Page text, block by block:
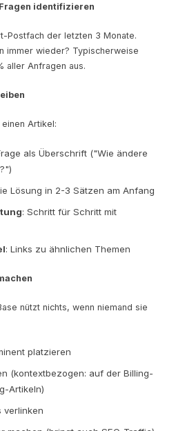
identifizieren
Postfach der letzten 3 Monate.
immer wieder? Typischerweise
aller Anfragen aus.
Artikel:
als Überschrift ("Wie ändere
Lösung in 2-3 Sätzen am Anfang
: Schritt für Schritt mit
: Links zu ähnlichen Themen
nützt nichts, wenn niemand sie
platzieren
(kontextbezogen: auf der Billing-
Artikeln)
verlinken